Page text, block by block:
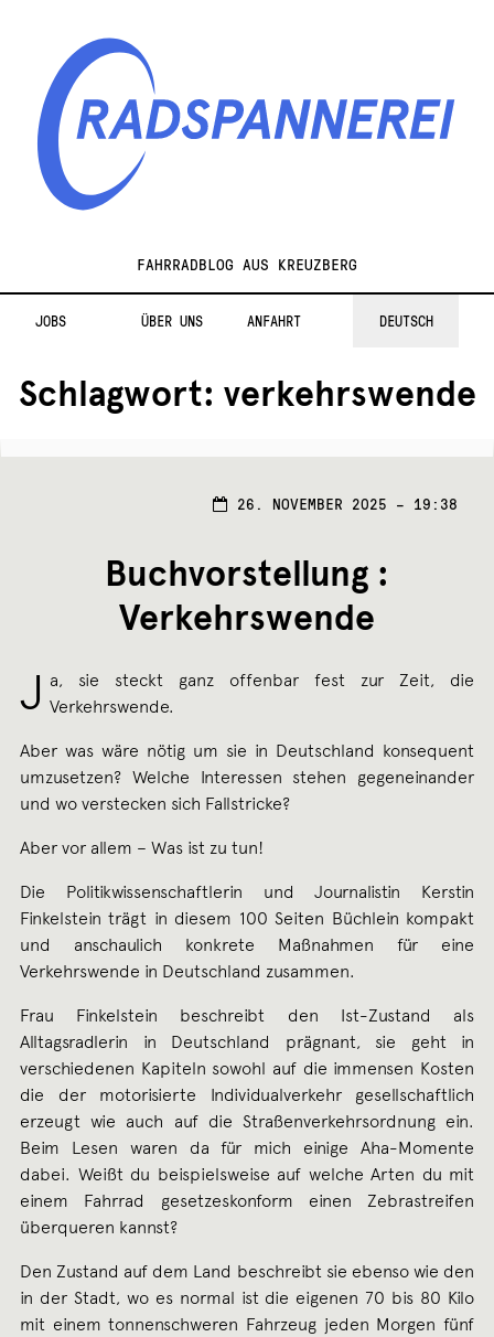
RadspannereiFAHRRADBLOG AUS KREUZBERG
JOBS ÜBER UNS ANFAHRT DEUTSCH
Schlagwort: verkehrswende
26. NOVEMBER 2025 – 19:38
Buchvorstellung :
Verkehrswende
J a, sie steckt ganz offenbar fest zur Zeit, die
Verkehrswende.
Aber was wäre nötig um sie in Deutschland konsequent
umzusetzen? Welche Interessen stehen gegeneinander
und wo verstecken sich Fallstricke?
Aber vor allem – Was ist zu tun!
Die Politikwissenschaftlerin und Journalistin Kerstin
Finkelstein trägt in diesem 100 Seiten Büchlein kompakt
und anschaulich konkrete Maßnahmen für eine
Verkehrswende in Deutschland zusammen.
Frau Finkelstein beschreibt den Ist-Zustand als
Alltagsradlerin in Deutschland prägnant, sie geht in
verschiedenen Kapiteln sowohl auf die immensen Kosten
die der motorisierte Individualverkehr gesellschaftlich
erzeugt wie auch auf die Straßenverkehrsordnung ein.
Beim Lesen waren da für mich einige Aha-Momente
dabei. Weißt du beispielsweise auf welche Arten du mit
einem Fahrrad gesetzeskonform einen Zebrastreifen
überqueren kannst?
Den Zustand auf dem Land beschreibt sie ebenso wie den
in der Stadt, wo es normal ist die eigenen 70 bis 80 Kilo
mit einem tonnenschweren Fahrzeug jeden Morgen fünf